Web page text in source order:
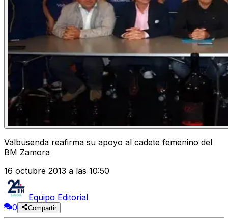
Valbusenda reafirma su apoyo al cadete femenino del
BM Zamora
16 octubre 2013 a las 10:50
Equipo Editorial
0
Compartir